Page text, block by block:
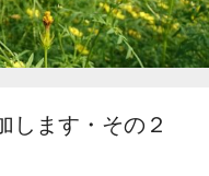
します・その２